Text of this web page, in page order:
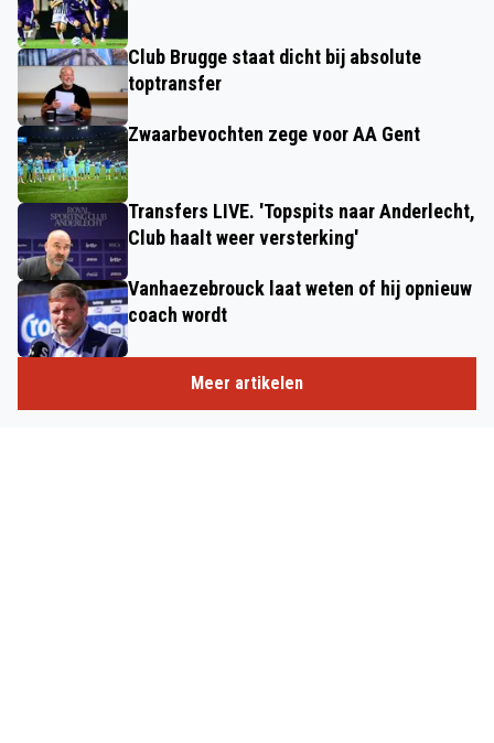
Club Brugge staat dicht bij absolute
toptransfer
Zwaarbevochten zege voor AA Gent
Transfers LIVE. 'Topspits naar Anderlecht,
Club haalt weer versterking'
Vanhaezebrouck laat weten of hij opnieuw
coach wordt
Meer artikelen